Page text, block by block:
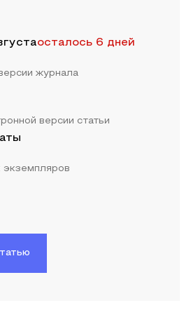
осталось 6 дней
журнала
версии статьи
экземпляров